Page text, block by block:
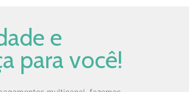
e
para você!